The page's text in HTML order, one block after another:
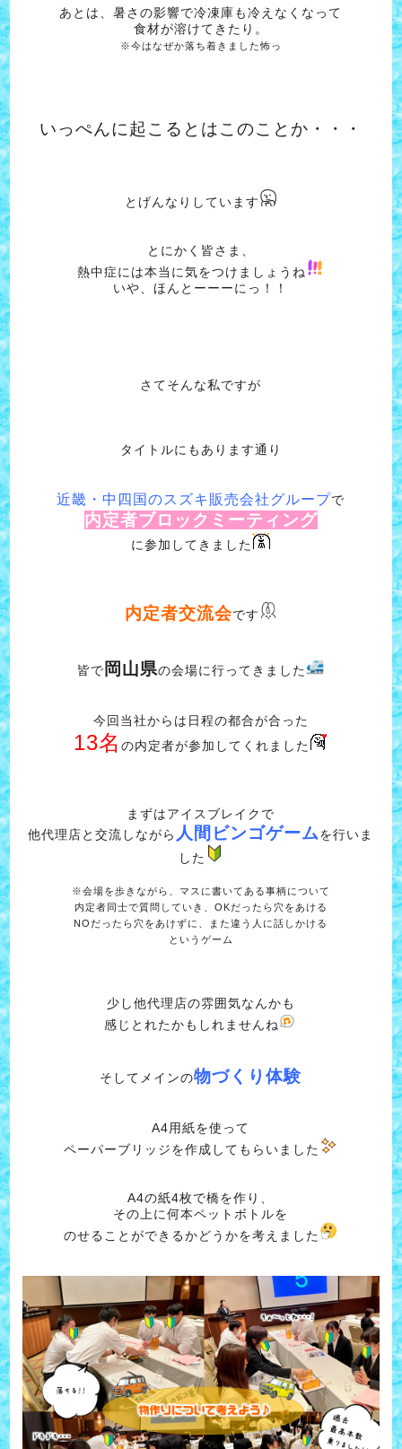
あとは、暑さの影響で冷凍庫も冷えなくなって
食材が溶けてきたり。
※今はなぜか落ち着きました怖っ
いっぺんに起こるとはこのことか・・・
とげんなりしています
とにかく皆さま、
熱中症には本当に気をつけましょうね
いや、ほんとーーーにっ！！
さてそんな私ですが
タイトルにもあります通り
近畿・中四国のスズキ販売会社グループで
内定者ブロックミーティング
に参加してきました
内定者交流会です
皆で 岡山県の会場に行ってきました
今回当社からは日程の都合が合った
13名の内定者が参加してくれました
まずはアイスブレイクで
他代理店と交流しながら 人間ビンゴゲームを行いま
した
※会場を歩きながら、マスに書いてある事柄について
内定者同士で質問していき、OKだったら穴をあける
NOだったら穴をあけずに、また違う人に話しかける
というゲーム
少し他代理店の雰囲気なんかも
感じとれたかもしれませんね
そしてメインの物づくり体験
A4用紙を使って
ペーパーブリッジを作成してもらいました
A4の紙4枚で橋を作り、
その上に何本ペットボトルを
のせることができるかどうかを考えました